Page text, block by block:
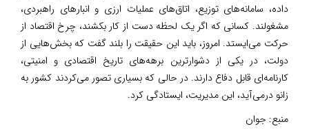
داده، سامانه‌های توزیع، اتاق‌های عملیات ارزی و انبارهای راهبردی،
مشغولند. کسانی که اگر یک لحظه دست از کار بکشند، چرخ اقتصاد از
حرکت می‌ایستد. امروز، باید این حقیقت را بلند گفت که بخش‌هایی از
دولت، در یکی از دشوارترین برهه‌های تاریخ اقتصادی و امنیتی،
کارنامه‌ای قابل دفاع دارند. در حالی که بسیاری تصور می‌کردند کشور به
زانو درمی‌آید، این مدیریت، ایستادگی کرد.
منبع: جوان